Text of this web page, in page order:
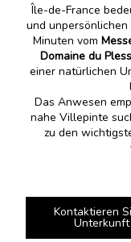
Île-de-France
und
Minuten vom
Domaine du
einer natürlichen
Das Anwesen
nahe Villepinte
zu den
Kontaktieren